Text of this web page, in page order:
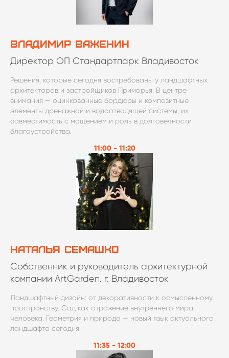
Владимир Важенин
Директор ОП Стандартпарк Владивосток
Решения, которые сегодня востребованы у ландшафтных
архитекторов и застройщиков Приморья. В центре
внимания — оцинкованные бордюры и композитные
элементы дренажной и водоотводящей системы, их
совместимость с мощением и роль в долговечности
благоустройства.
11:00 - 11:20
Наталья Семашко
Собственник и руководитель архитектурной
компании ArtGarden. г. Владивосток
Ландшафтный дизайн: от декоративности к осмысленному
пространству. Сад как отражение внутреннего мира
человека. Геометрия и природа — новый язык актуального
ландшафта сегодня.
11:35 - 12:00